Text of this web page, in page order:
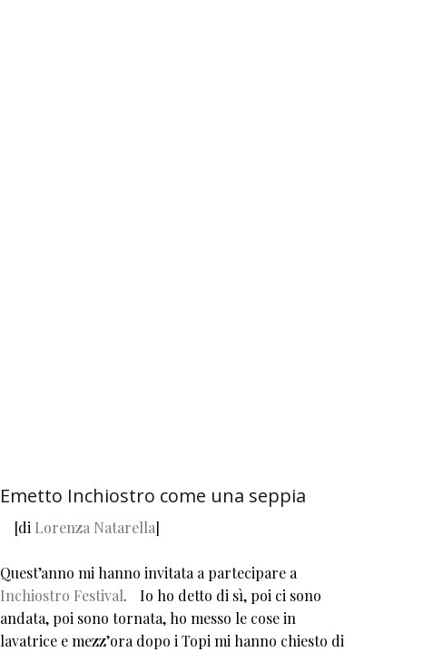
Emetto Inchiostro come una seppia
[di Lorenza Natarella]
Quest’anno mi hanno invitata a partecipare a
Inchiostro Festival. Io ho detto di sì, poi ci sono
andata, poi sono tornata, ho messo le cose in
lavatrice e mezz’ora dopo i Topi mi hanno chiesto di